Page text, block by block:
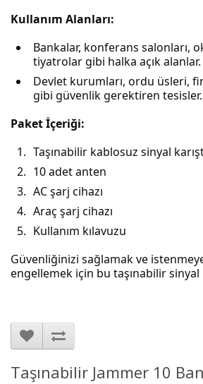
Kullanım Alanları:
Bankalar, konferans salonları,
tiyatrolar gibi halka açık alanlar.
Devlet kurumları, ordu üsleri,
gibi güvenlik gerektiren tesisler.
Paket İçeriği:
Taşınabilir kablosuz sinyal
10 adet anten
AC şarj cihazı
Araç şarj cihazı
Kullanım kılavuzu
Güvenliğinizi sağlamak ve
engellemek için bu taşınabilir sinyal
Taşınabilir Jammer 10